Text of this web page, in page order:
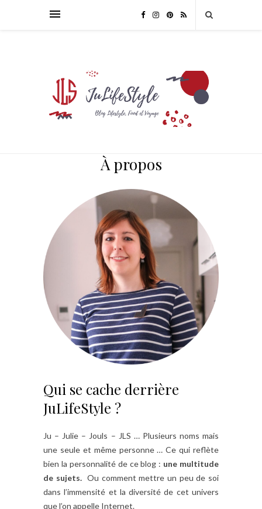
À propos
Qui se cache derrière
JuLifeStyle ?
Ju – Julie – Jouls – JLS … Plusieurs noms mais
une seule et même personne … Ce qui reflète
bien la personnalité de ce blog : une multitude
de sujets.Ou comment mettre un peu de soi
dans l’immensité et la diversité de cet univers
que l’on appelle Internet.